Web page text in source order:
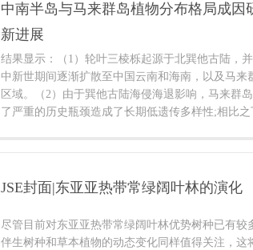
择性扩增之中。进一步分析发现，常绿物种E.
功能上展现出显著的适应性优势。
中南半岛与马来群岛植物分布格局成因
新进展
结果显示：（1）轮叶三棱栎起源于北巽他古陆，
中新世期间逐渐扩散至中国云南和海南，以及马来
区域。（2）由于巽他古陆海侵海退影响，马来群
了严重的历史瓶颈造成了长期低遗传多样性;相比
所”的作用，为维持物种进化潜力的长期避难所应注
亚当前的植物分布格局，并通过物种水平的种群历
域生物地理动态提供了一个案例研究
JSE封面|东亚亚热带常绿阔叶林的演化
尽管目前对东亚亚热带常绿阔叶林优势树种已有较
伴生树种和草本植物的动态变化同样值得关注，这